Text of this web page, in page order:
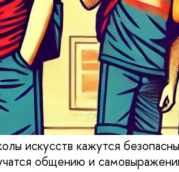
искусств кажутся
общению и